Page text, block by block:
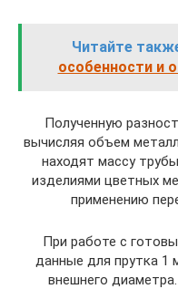
Читайте
особенности и
Полученную
вычисляя объем
находят массу
изделиями цветных
применению
При работе с
данные для прутка 1
внешнего